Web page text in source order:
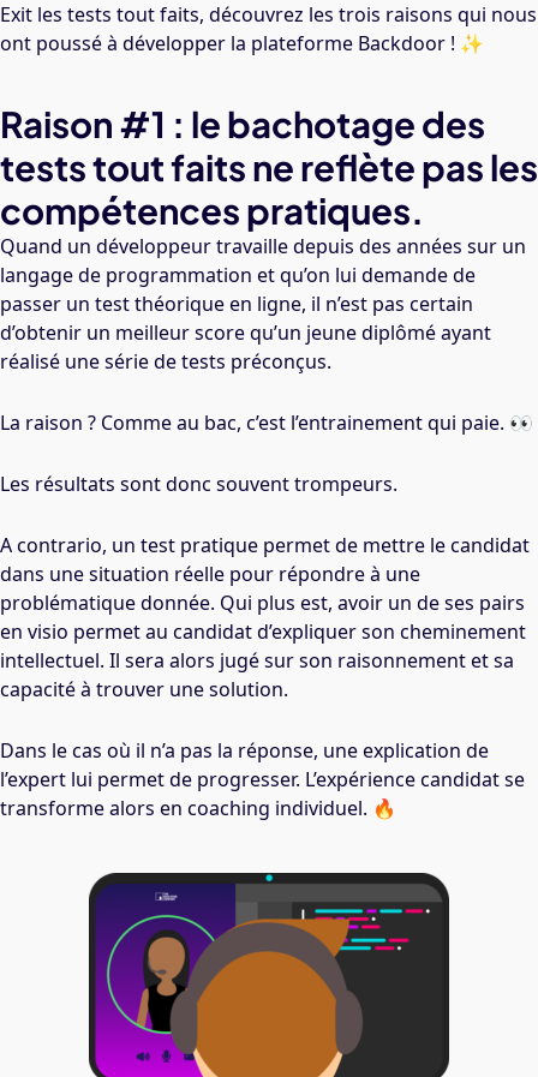
Exit les tests tout faits, découvrez les trois raisons qui nous
ont poussé à développer la plateforme Backdoor ! ✨
Raison #1 : le bachotage des
tests tout faits ne reflète pas les
compétences pratiques.
Quand un développeur travaille depuis des années sur un
langage de programmation et qu’on lui demande de
passer un test théorique en ligne, il n’est pas certain
d’obtenir un meilleur score qu’un jeune diplômé ayant
réalisé une série de tests préconçus.
La raison ? Comme au bac, c’est l’entrainement qui paie. 👀
Les résultats sont donc souvent trompeurs.
A contrario, un test pratique permet de mettre le candidat
dans une situation réelle pour répondre à une
problématique donnée. Qui plus est, avoir un de ses pairs
en visio permet au candidat d’expliquer son cheminement
intellectuel. Il sera alors jugé sur son raisonnement et sa
capacité à trouver une solution.
Dans le cas où il n’a pas la réponse, une explication de
l’expert lui permet de progresser. L’expérience candidat se
transforme alors en coaching individuel. 🔥